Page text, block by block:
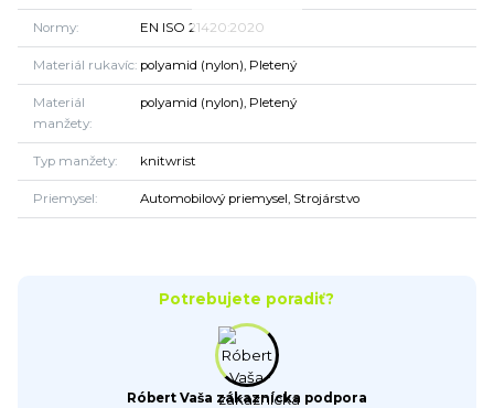
Normy EN ISO 21420:2020
Materiál rukavíc polyamid (nylon), Pletený
Materiál
manžety
polyamid (nylon), Pletený
Typ manžety knitwrist
Priemysel Automobilový priemysel, Strojárstvo
Potrebujete poradiť?
Róbert Vaša zákaznícka podpora